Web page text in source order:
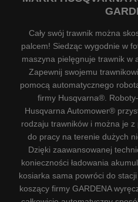
Cały swój trawnik można
palcem! Siedząc wygodnie w
maszyna pielęgnuje trawnik w
Zapewnij swojemu
pomocą automatycznego
firmy Husqvarna®.
Husqvarna Automower®
rodzaju trawników i można je
do pracy na terenie dużych
Dzięki zaawansowanej
konieczności ładowania
kosiarka sama powróci do
koszący firmy GARDENA